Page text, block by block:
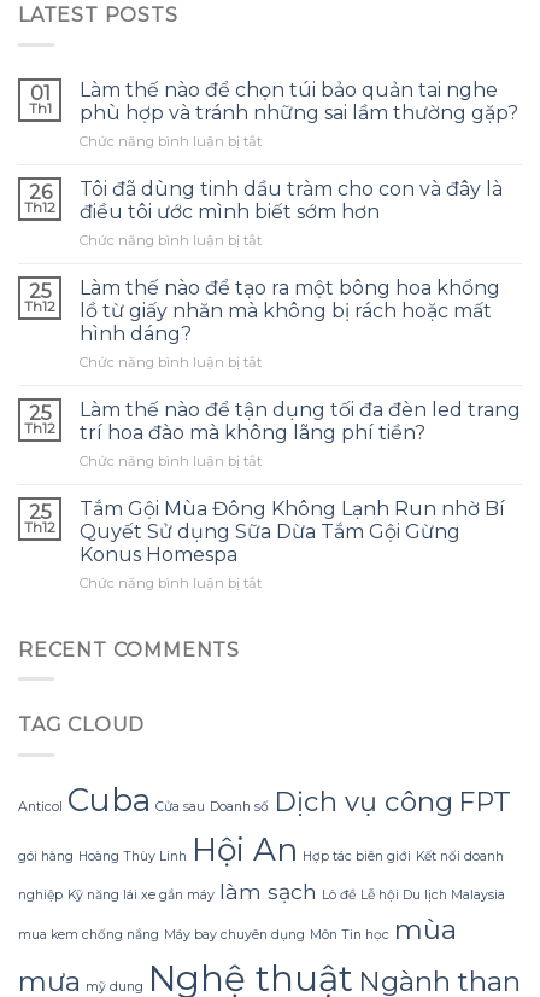
LATEST POSTS
01
Th1
Làm thế nào để chọn túi bảo quản tai nghe
phù hợp và tránh những sai lầm thường gặp?
Chức năng bình luận bị tắtở
thế
nào
để
chọn
bảo
quản
phù
và
tránh
những
sai
thường
gặp?
26
Th12
Tôi đã dùng tinh dầu tràm cho con và đây là
điều tôi ước mình biết sớm hơn
Chức năng bình luận bị tắtở
dùng
tinh
tràm
con
đây
là
tôi
ước
sớm
25
Th12
Làm thế nào để tạo ra một bông hoa khổng
lồ từ giấy nhăn mà không bị rách hoặc mất
hình dáng?
Chức năng bình luận bị tắtở
thế
nào
để
tạo
một
bông
lồ
hình
dáng?
25
Th12
Làm thế nào để tận dụng tối đa đèn led trang
trí hoa đào mà không lãng phí tiền?
Chức năng bình luận bị tắtở
thế
nào
để
dụng
không
lãng
tiền?
25
Th12
Tắm Gội Mùa Đông Không Lạnh Run nhờ Bí
Quyết Sử dụng Sữa Dừa Tắm Gội Gừng
Konus Homespa
Chức năng bình luận bị tắtở
Sử
Sữa
Tắm
Gừng
Homespa
RECENT COMMENTS
TAG CLOUD
Anticol Cuba Cửa sau Doanh số Dịch vụ công FPT
gói hàng Hoàng Thùy Linh Hội An Hợp tác biên giới Kết nối doanh
nghiệp Kỹ năng lái xe gắn máy làm sạch Lô đề Lễ hội Du lịch Malaysia
mua kem chống nắng Máy bay chuyên dụng Môn Tin học mùa
mưa mỹ dung Nghệ thuật Ngành than